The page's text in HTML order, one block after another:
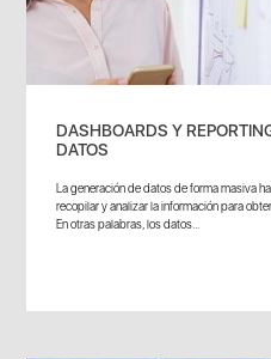
DASHBOARDS Y
DATOS
La generación de datos de forma masiva
recopilar y analizar la información para
En otras palabras, los datos...